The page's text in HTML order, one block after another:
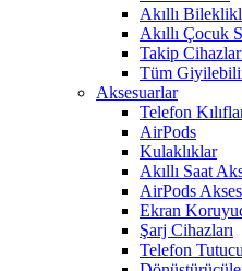
Akıllı
Akıllı Çocuk
Takip
Tüm
Aksesuarlar
Telefon
AirPods
Kulaklıklar
Akıllı Saat
AirPods
Ekran
Şarj Cihazları
Telefon